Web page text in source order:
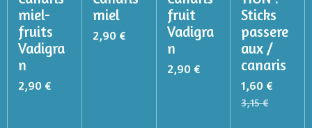
miel-
fruits
Vadigra
n
2,90 €
miel
2,90 €
fruit
Vadigra
n
2,90 €
Sticks
passere
aux /
canaris
1,60 €
3,15 €